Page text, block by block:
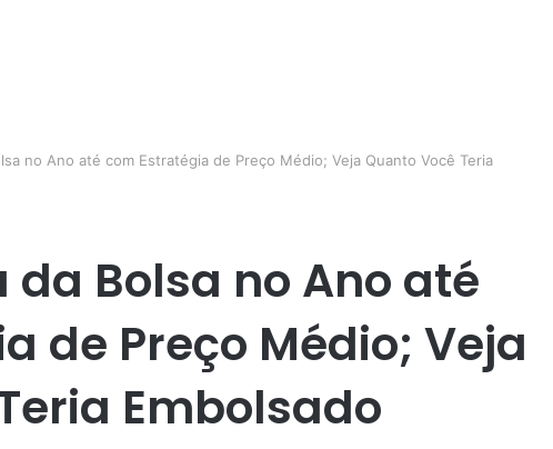
no Ano até com Estratégia de Preço Médio; Veja Quanto Você Teria
da Bolsa no Ano até
de Preço Médio; Veja
Embolsado